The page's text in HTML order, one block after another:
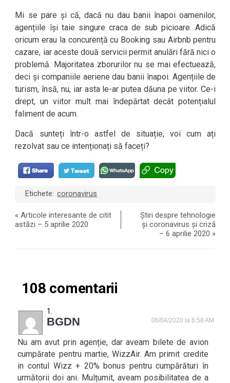
Mi se pare și că, dacă nu dau banii înapoi oamenilor,
agențiile își taie singure craca de sub picioare. Adică
oricum erau la concurență cu Booking sau Airbnb pentru
cazare, iar aceste două servicii permit anulări fără nici o
problemă. Majoritatea zborurilor nu se mai efectuează,
deci și companiile aeriene dau banii înapoi. Agențiile de
turism, însă, nu, iar asta le-ar putea dăuna pe viitor. Ce-i
drept, un viitor mult mai îndepărtat decât potențialul
faliment de acum.
Dacă sunteți într-o astfel de situație, voi cum ați
rezolvat sau ce intenționați să faceți?
Etichete: coronavirus
«Articole interesante de citit
astăzi – 5 aprilie 2020
Știri despre tehnologie
și coronavirus și criză
– 6 aprilie 2020 »
108 comentarii
BGDN 06/04/2020 la 6:58 AM
Nu am avut prin agenție, dar aveam bilete de avion
cumpărate pentru martie, WizzAir. Am primit credite
in contul Wizz + 20% bonus pentru cumpărături în
următorii doi ani. Mulțumit, aveam posibilitatea de a